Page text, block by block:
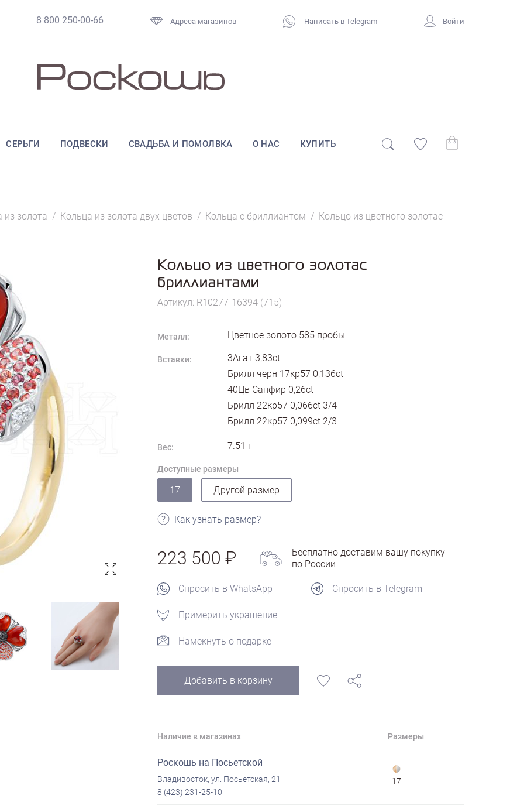
8 800 250-00-66 Адреса магазинов Написать в Telegram Войти
СЕРЬГИ ПОДВЕСКИ СВАДЬБА И ПОМОЛВКА О НАС КУПИТЬ
из золота / Кольца из золота двух цветов / Кольца с бриллиантом / Кольцо из цветного золотас
Кольцо из цветного золотас
бриллиантами
Артикул: R10277-16394 (715)
Металл: Цветное золото 585 пробы
Вставки:
3Агат 3,83ct
Брилл черн 17кр57 0,136ct
40Цв Сапфир 0,26ct
Брилл 22кр57 0,066ct 3/4
Брилл 22кр57 0,099ct 2/3
Вес: 7.51 г
Доступные размеры
17 Другой размер
Как узнать размер?
223 500
Бесплатно доставим вашу покупку
по России
Спросить в WhatsApp Спросить в Telegram
Примерить украшение
Намекнуть о подарке
Добавить в корзину
Наличие в магазинах Размеры
Роскошь на Посьетской
Владивосток, ул. Посьетская, 21
8 (423) 231-25-10
17